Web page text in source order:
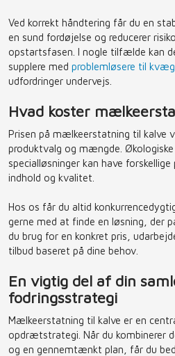
Ved korrekt håndtering får du en
en sund fordøjelse og reducerer
opstartsfasen. I nogle tilfælde kan
supplere med problemløsere til kvæg
udfordringer undervejs.
Hvad koster
Prisen på mælkeerstatning til kalve
produktvalg og mængde.
specialløsninger kan have
indhold og kvalitet.
Hos os får du altid
gerne med at finde en løsning, der
du brug for en konkret pris,
tilbud baseret på dine behov.
En vigtig del af din
fodringsstrategi
Mælkeerstatning til kalve er en
opdrætstrategi. Når du kombinerer
og en gennemtænkt plan, får du